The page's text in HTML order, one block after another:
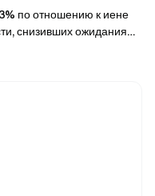
по отношению к иене
снизивших ожидания